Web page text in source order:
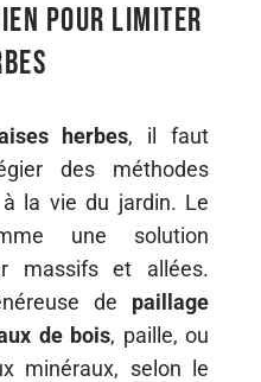
pour limiter
herbes, il faut
des méthodes
à la vie du jardin. Le
une solution
massifs et allées.
de paillage
de bois, paille, ou
minéraux, selon le